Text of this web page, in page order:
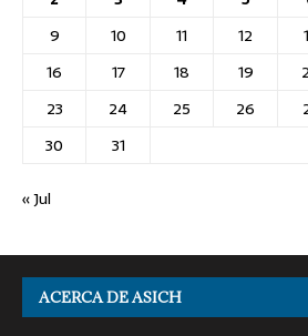
9
10 11 12
16
17 18 19
23
24 25 26
30
31
« Jul
ACERCA DE ASICH